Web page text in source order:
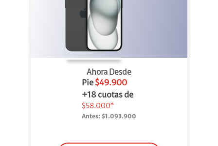
Ahora Desde
Pie $49.900
+18 cuotas de
$58.000*
Antes: $1.093.900